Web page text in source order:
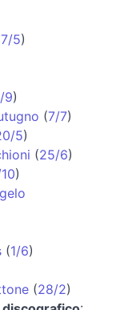
7/5)
9)
(7/7)
5)
(25/6)
)
(1/6)
(28/2)